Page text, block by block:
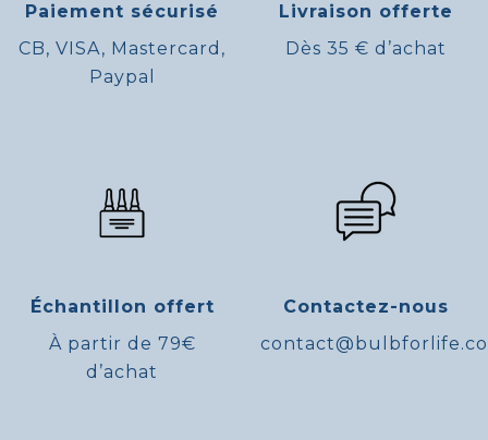
Paiement sécurisé
CB, VISA, Mastercard,
Paypal
Livraison offerte
Dès 35 € d’achat
Échantillon offert
À partir de 79€
d’achat
Contactez-nous